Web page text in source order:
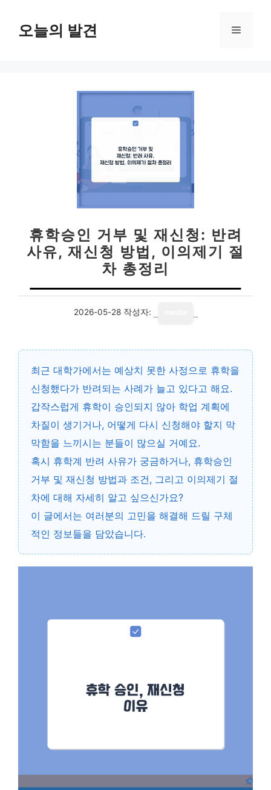
오늘의 발견 메
휴학승인 거부 및 재신청: 반려
사유, 재신청 방법, 이의제기 절
차 총정리
2026-05-28 작성자:
최근 대학가에서는 예상치 못한 사정으로 휴학을
신청했다가 반려되는 사례가 늘고 있다고 해요.
갑작스럽게 휴학이 승인되지 않아 학업 계획에
차질이 생기거나, 어떻게 다시 신청해야 할지 막
막함을 느끼시는 분들이 많으실 거예요.
혹시 휴학계 반려 사유가 궁금하거나, 휴학승인
거부 및 재신청 방법과 조건, 그리고 이의제기 절
차에 대해 자세히 알고 싶으신가요?
이 글에서는 여러분의 고민을 해결해 드릴 구체
적인 정보들을 담았습니다.